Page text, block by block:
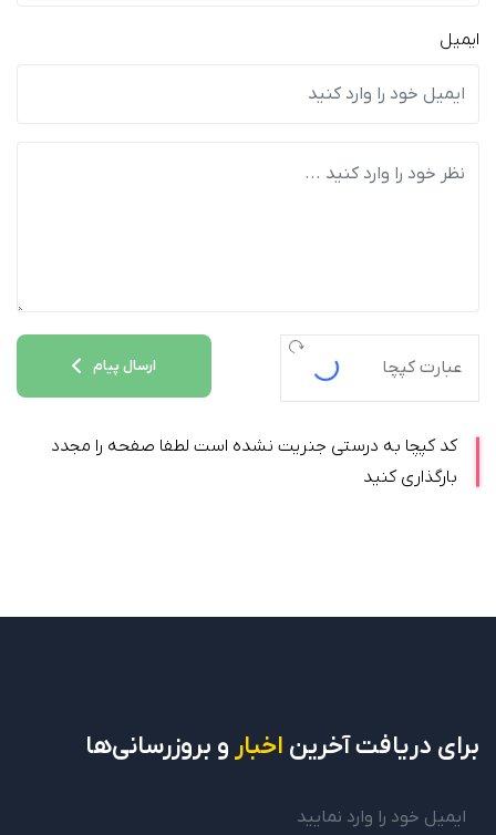
ایمیل
ارسال پیام
کد کپچا به درستی جنریت نشده است لطفا صفحه را مجدد
بارگذاری کنید
برای دریافتآخرین اخبار و بروزرسانی‌ها